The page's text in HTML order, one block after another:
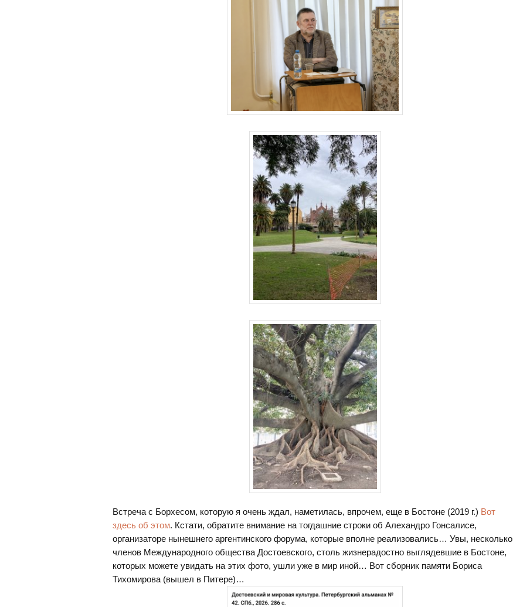
Встреча с Борхесом, которую я очень ждал, наметилась, впрочем, еще в Бостоне (2019 г.) Вот
здесь об этом. Кстати, обратите внимание на тогдашние строки об Алехандро Гонсалисе,
организаторе нынешнего аргентинского форума, которые вполне реализовались… Увы, несколько
членов Международного общества Достоевского, столь жизнерадостно выглядевшие в Бостоне,
которых можете увидать на этих фото, ушли уже в мир иной… Вот сборник памяти Бориса
Тихомирова (вышел в Питере)…